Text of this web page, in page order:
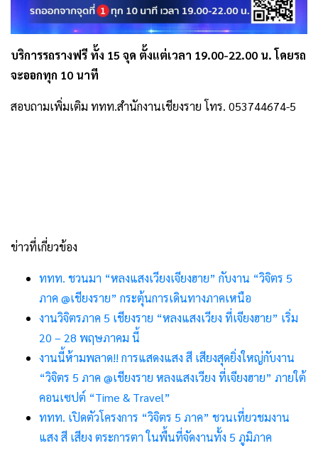
บริการรถรางฟรี ทั้ง 15 จุด ตั้งแต่เวลา 19.00-22.00 น. โดยรถ
จะออกทุก 10 นาที
สอบถามเพิ่มเติม ททท.สำนักงานเชียงราย โทร. 053744674-5
ข่าวที่เกี่ยวข้อง
ททท. ชวนมา “หลงแสงเวียงเจียงฮาย” กับงาน “วิจิตร 5
ภาค @เชียงราย” กระตุ้นการเดินทางภาคเหนือ
งานวิจิตรภาค 5 เชียงราย “หลงแสงเวียง ที่เจียงฮาย” เริ่ม
20 – 28 พฤษภาคม นี้
งานนี้ห้ามพลาด!! การแสดงแสง สี เสียงสุดยิ่งใหญ่กับงาน
“วิจิตร 5 ภาค @เชียงราย หลงแสงเวียง ที่เจียงฮาย” ภายใต้
คอนเซปต์ “Time & Travel”
ททท. เปิดตัวโครงการ “วิจิตร 5 ภาค” ชวนเที่ยวชมงาน
แสง สี เสียง ตระการตา ในพื้นที่จัดงานทั้ง 5 ภูมิภาค